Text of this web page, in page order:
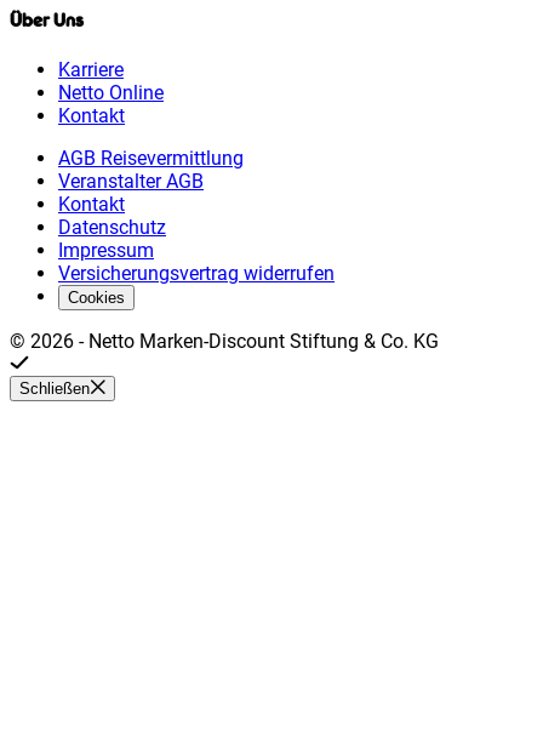
Über Uns
Karriere
Netto Online
Kontakt
AGB Reisevermittlung
Veranstalter AGB
Kontakt
Datenschutz
Impressum
Versicherungsvertrag widerrufen
Cookies
© 2026 - Netto Marken-Discount Stiftung & Co. KG
Schließen